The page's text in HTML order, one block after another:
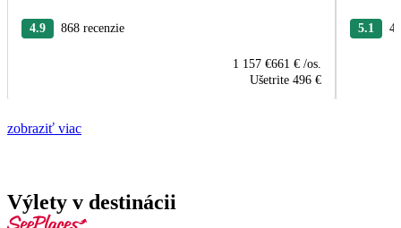
4.9 868 recenzie
1 157 €661 € /os.
Ušetrite 496 €
5.1
zobraziť viac
Výlety v destinácii